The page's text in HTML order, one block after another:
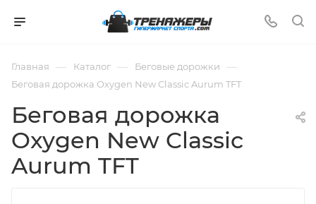
Главная — Каталог — Беговые дорожки —
Беговая дорожка Oxygen New Classic Aurum TFT
Беговая дорожка
Oxygen New Classic
Aurum TFT